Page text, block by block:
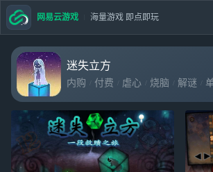
迷失立方
内购 付费 虐心 烧脑 解谜
手绘
解迷
网易云游戏 海量游戏 即点即玩